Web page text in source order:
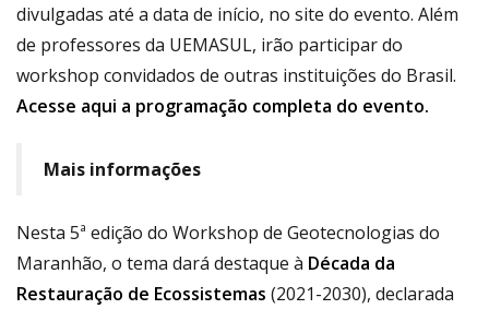
divulgadas até a data de início, no site do evento. Além
de professores da UEMASUL, irão participar do
workshop convidados de outras instituições do Brasil.
Acesse aqui a programação completa do evento.
Mais informações
Nesta 5ª edição do Workshop de Geotecnologias do
Maranhão, o tema dará destaque à Década da
Restauração de Ecossistemas (2021-2030), declarada